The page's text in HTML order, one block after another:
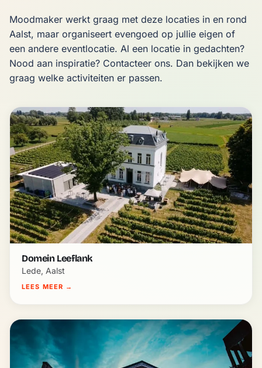
Moodmaker werkt graag met deze locaties in en rond
Aalst, maar organiseert evengoed op jullie eigen of
een andere eventlocatie. Al een locatie in gedachten?
Nood aan inspiratie? Contacteer ons. Dan bekijken we
graag welke activiteiten er passen.
Domein Leeflank
Lede, Aalst
LEES MEER →